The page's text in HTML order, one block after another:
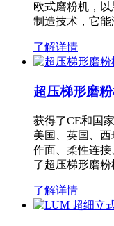
欧式磨粉机，
制造技术，它
了解详情
超压梯形磨
获得了CE和国
美国、英国、
作面、柔性连
了超压梯形磨
了解详情